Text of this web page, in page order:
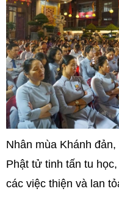
Nhân mùa Khánh
Phật tử tinh tấn tu
các việc thiện và lan